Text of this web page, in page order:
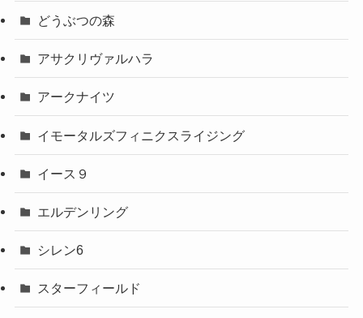
どうぶつの森
アサクリヴァルハラ
アークナイツ
イモータルズフィニクスライジング
イース９
エルデンリング
シレン6
スターフィールド